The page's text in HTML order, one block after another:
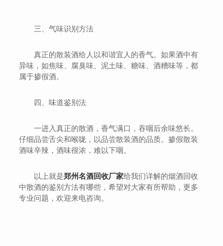
三、气味识别方法
真正的散装酒给人以和谐宜人的香气。如果酒中有
异味，如焦味、腐臭味、泥土味、糖味、酒糟味等，都
属于掺假酒。
四、味道鉴别法
一进入真正的散酒，香气满口，吞咽后余味悠长。
仔细品尝舌尖和喉咙，以品尝散装酒的品质。掺假散装
酒味辛辣，酒味很浓，难以下咽。
以上就是郑州名酒回收厂家给我们详解的烟酒回收
中散酒的鉴别方法有哪些，希望对大家有所帮助，更多
专业问题，欢迎来电咨询。